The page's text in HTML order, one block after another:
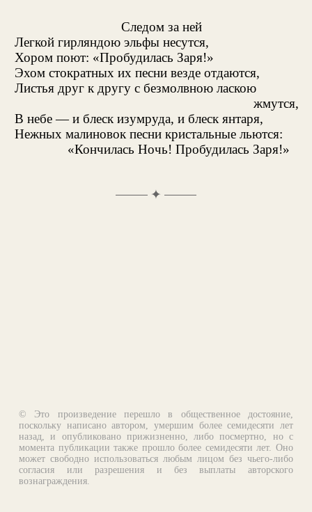
Следом за ней
Легкой гирляндою эльфы несутся,
Хором поют: «Пробудилась Заря!»
Эхом стократных их песни везде отдаются,
Листья друг к другу с безмолвною ласкою
жмутся,
В небе — и блеск изумруда, и блеск янтаря,
Нежных малиновок песни кристальные льются:
«Кончилась Ночь! Пробудилась Заря!»
✦
© Это произведение перешло в общественное достояние,
поскольку написано автором, умершим более семидесяти лет
назад, и опубликовано прижизненно, либо посмертно, но с
момента публикации также прошло более семидесяти лет. Оно
может свободно использоваться любым лицом без чьего-либо
согласия или разрешения и без выплаты авторского
вознаграждения.